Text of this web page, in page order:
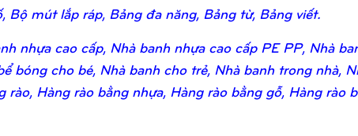
Bộ mút lắp ráp, Bảng đa năng, Bảng từ, Bảng viết.
nhựa cao cấp, Nhà banh nhựa cao cấp PE PP, Nhà
bóng cho bé, Nhà banh cho trẻ, Nhà banh trong nhà,
Hàng rào bằng nhựa, Hàng rào bằng gỗ, Hàng rào